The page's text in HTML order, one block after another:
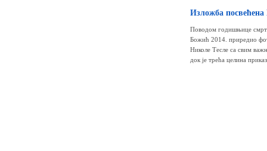
Изложба
Поводом годишњице смрти
Божић 2014. приредио
Николе Тесле са свим
док је трећа целина